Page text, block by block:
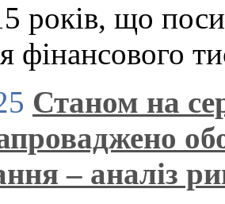
років, що
фінансового
Станом на
– аналіз